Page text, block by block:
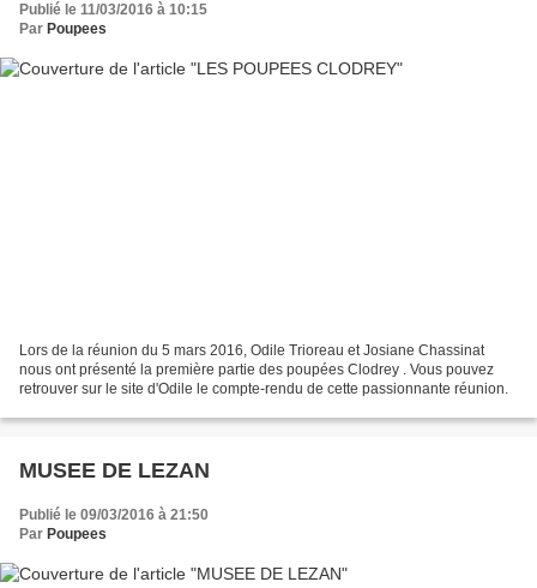
Publié le 11/03/2016 à 10:15
Par Poupees
Lors de la réunion du 5 mars 2016, Odile Trioreau et Josiane Chassinat
nous ont présenté la première partie des poupées Clodrey . Vous pouvez
retrouver sur le site d'Odile le compte-rendu de cette passionnante réunion.
MUSEE DE LEZAN
Publié le 09/03/2016 à 21:50
Par Poupees